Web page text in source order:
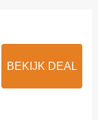
BEKIJK DEAL